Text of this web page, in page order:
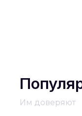
Им доверяют